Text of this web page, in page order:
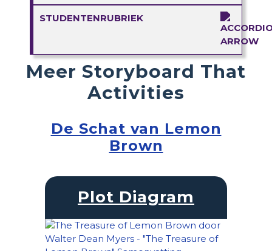
STUDENTENRUBRIEK
Meer Storyboard That
Activities
De Schat van Lemon
Brown
Plot Diagram